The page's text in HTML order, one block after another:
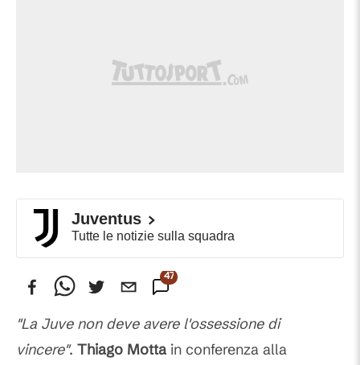
Juventus
Tutte le notizie sulla squadra
47
"La Juve non deve avere l'ossessione di
vincere". Thiago Motta in conferenza alla